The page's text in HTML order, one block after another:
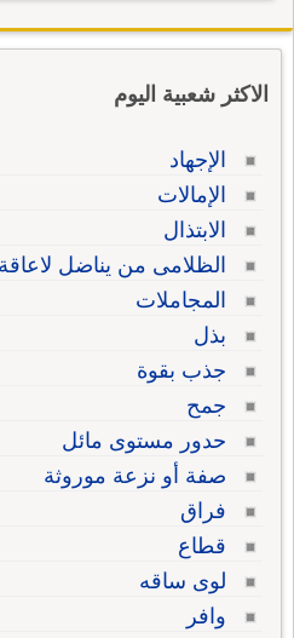
الاكثر شعبية اليوم
الإجهاد
الإمالات
الابتذال
الظلامى من يناضل
المجاملات
بذل
جذب بقوة
جمح
حدور مستوى مائل
صفة أو نزعة موروثة
فراق
قطاع
لوى ساقه
وافر